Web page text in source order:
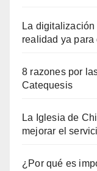
La
realidad ya
8 razones por
Catequesis
La Iglesia de
mejorar el
¿Por qué es